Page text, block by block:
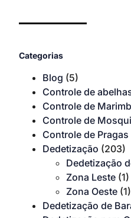
Categorias
Blog (5)
Controle de
Controle de
Controle de
Controle de Pragas
Dedetização (203)
Dedetização
Zona Leste (1)
Zona Oeste (1)
Dedetização de